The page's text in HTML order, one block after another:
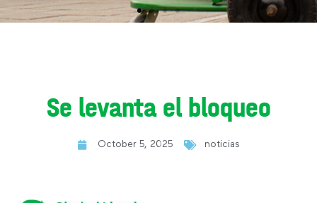
Se levanta el bloqueo
October 5, 2025 noticias